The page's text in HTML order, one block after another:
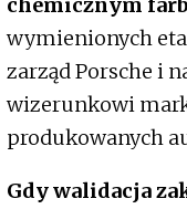
chemicznym farb
wymienionych
zarząd Porsche i
wizerunkowi
produkowanych
Gdy walidacja